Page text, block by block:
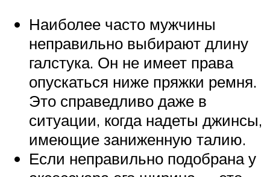
Наиболее часто мужчины
неправильно выбирают длину
галстука. Он не имеет права
опускаться ниже пряжки ремня.
Это справедливо даже в
ситуации, когда надеты джинсы,
имеющие заниженную талию.
Если неправильно подобрана у